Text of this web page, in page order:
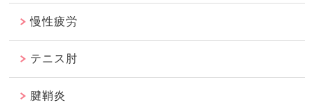
慢性疲労
テニス肘
腱鞘炎